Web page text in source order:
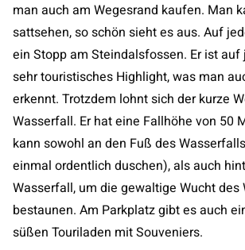
man auch am Wegesrand kaufen. Man
sattsehen, so schön sieht es aus. Auf
ein Stopp am Steindalsfossen. Er ist auf
sehr touristisches Highlight, was man
erkennt. Trotzdem lohnt sich der kurze
Wasserfall. Er hat eine Fallhöhe von 50
kann sowohl an den Fuß des
einmal ordentlich duschen), als auch
Wasserfall, um die gewaltige Wucht des
bestaunen. Am Parkplatz gibt es auch
süßen Touriladen mit Souveniers.